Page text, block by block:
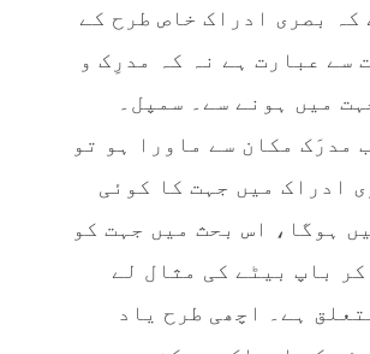
کہ بصری ادراک خاص طرح کے
سے عبارت ہے نہ کہ مدرِک و
میں ہونے سے۔ سمپل۔
مدرَک مکان سے ماورا ہو تو
ادراک میں جہت کا کوئی
ہوگا، اس بحث میں جہت کو
کر باپ بیٹے کی مثال لے
ہے۔ اچھی طرح یاد